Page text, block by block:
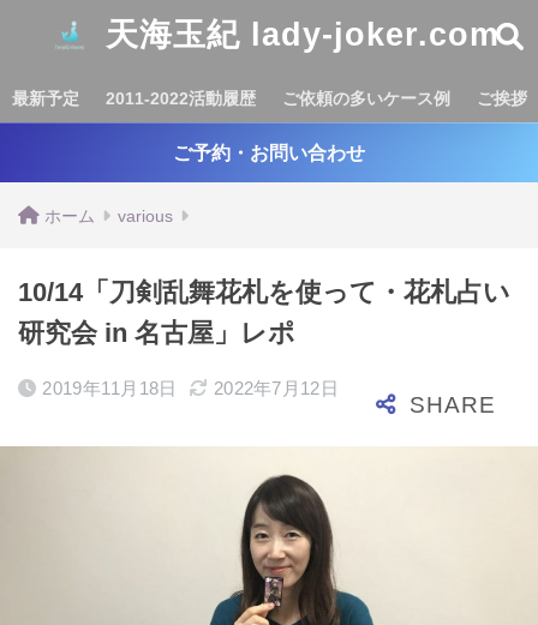
天海玉紀 lady-joker.com
最新予定 2011-2022活動履歴 ご依頼の多いケース例 ご挨拶
ご予約・お問い合わせ
ホーム various
10/14「刀剣乱舞花札を使って・花札占い
研究会 in 名古屋」レポ
2019年11月18日 2022年7月12日